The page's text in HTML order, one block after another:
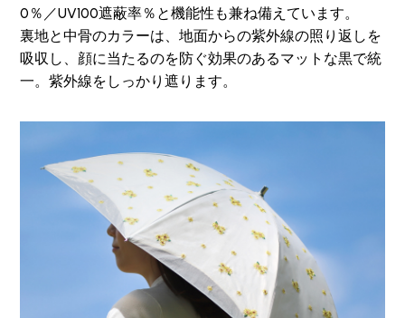
0％／UV100遮蔽率％と機能性も兼ね備えています。
裏地と中骨のカラーは、地面からの紫外線の照り返しを
吸収し、顔に当たるのを防ぐ効果のあるマットな黒で統
一。紫外線をしっかり遮ります。